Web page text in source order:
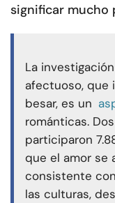
significar mucho
La
afectuoso, que
besar, es un
románticas.
participaron
que el amor se
consistente
las culturas,